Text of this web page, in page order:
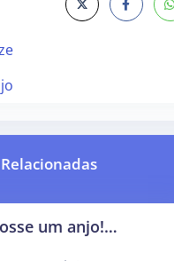
um anjo!…